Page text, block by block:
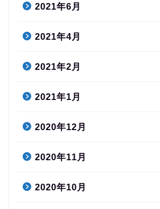
2021年6月
2021年4月
2021年2月
2021年1月
2020年12月
2020年11月
2020年10月